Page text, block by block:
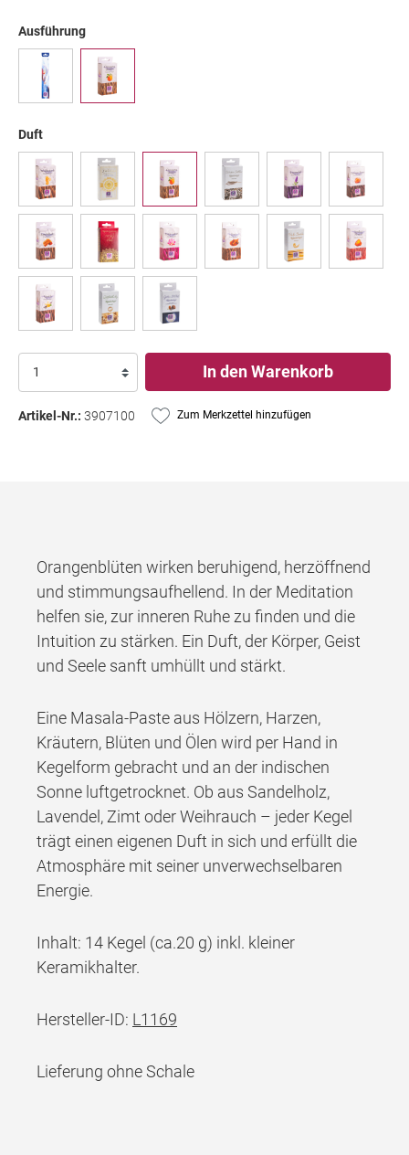
Ausführung
Duft
In den Warenkorb
Artikel-Nr.: 3907100 Zum Merkzettel hinzufügen
Orangenblüten wirken beruhigend, herzöffnend
und stimmungsaufhellend. In der Meditation
helfen sie, zur inneren Ruhe zu finden und die
Intuition zu stärken. Ein Duft, der Körper, Geist
und Seele sanft umhüllt und stärkt.
Eine Masala-Paste aus Hölzern, Harzen,
Kräutern, Blüten und Ölen wird per Hand in
Kegelform gebracht und an der indischen
Sonne luftgetrocknet. Ob aus Sandelholz,
Lavendel, Zimt oder Weihrauch – jeder Kegel
trägt einen eigenen Duft in sich und erfüllt die
Atmosphäre mit seiner unverwechselbaren
Energie.
Inhalt: 14 Kegel (ca.20 g) inkl. kleiner
Keramikhalter.
Hersteller-ID: L1169
Lieferung ohne Schale